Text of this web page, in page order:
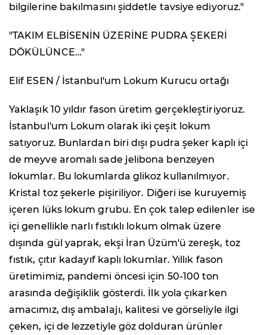
bilgilerine bakılmasını şiddetle tavsiye ediyoruz."
"TAKIM ELBİSENİN ÜZERİNE PUDRA ŞEKERİ
DÖKÜLÜNCE…"
Elif ESEN / İstanbul'um Lokum Kurucu ortağı
Yaklaşık 10 yıldır fason üretim gerçekleştiriyoruz.
İstanbul'um Lokum olarak iki çeşit lokum
satıyoruz. Bunlardan biri dışı pudra şeker kaplı içi
de meyve aromalı sade jelibona benzeyen
lokumlar. Bu lokumlarda glikoz kullanılmıyor.
Kristal toz şekerle pişiriliyor. Diğeri ise kuruyemiş
içeren lüks lokum grubu. En çok talep edilenler ise
içi genellikle narlı fıstıklı lokum olmak üzere
dışında gül yaprak, ekşi İran Üzüm'ü zereşk, toz
fıstık, çıtır kadayıf kaplı lokumlar. Yıllık fason
üretimimiz, pandemi öncesi için 50-100 ton
arasında değişiklik gösterdi. İlk yola çıkarken
amacımız, dış ambalajı, kalitesi ve görseliyle ilgi
çeken, içi de lezzetiyle göz dolduran ürünler